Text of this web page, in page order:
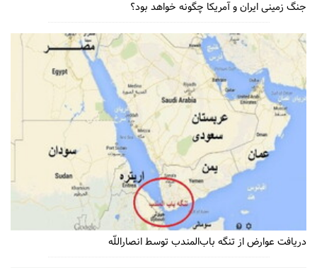
جنگ زمینی ایران و آمریکا چگونه خواهد بود؟
دریافت عوارض از تنگه باب‌المندب توسط انصاراللّه